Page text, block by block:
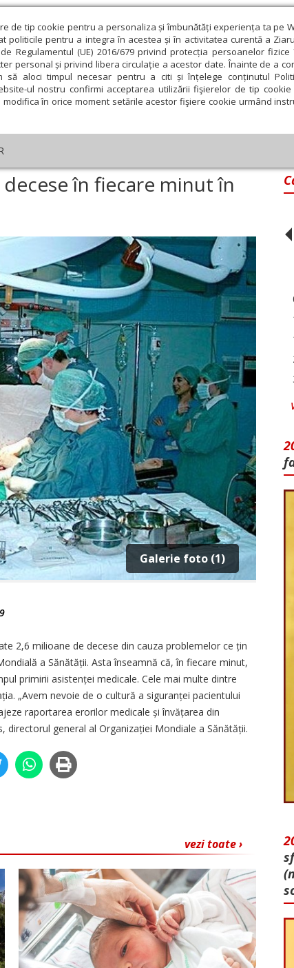
de tip cookie pentru a personaliza și îmbunătăți experiența ta pe
politicile pentru a integra în acestea și în activitatea curentă a
Regulamentul (UE) 2016/679 privind protecția persoanelor
personal și privind libera circulație a acestor date. Înainte de a
să aloci timpul necesar pentru a citi și înțelege conținutul
ul nostru confirmi acceptarea utilizării fişierelor de tip cookie
modifica în orice moment setările acestor fişiere cookie urmând
și spiritualitate Educaţie și Cultură Societate
Analiză Reportaj Psihologie Religie și
medicale produc ­5 decese în fiecare minut în lume
în fiecare minut în
Galerie foto (1)
2,6 milioane de decese din cauza problemelor ce țin
a Sănătății. Asta înseamnă că, în fiecare minut,
primirii asistenței medicale. Cele mai multe dintre
„Avem nevoie de o cultură a siguranței pacientului
raportarea erorilor medicale și învățarea din
directorul general al Organizației Mondiale a Sănătății.
vezi toate ›
‹